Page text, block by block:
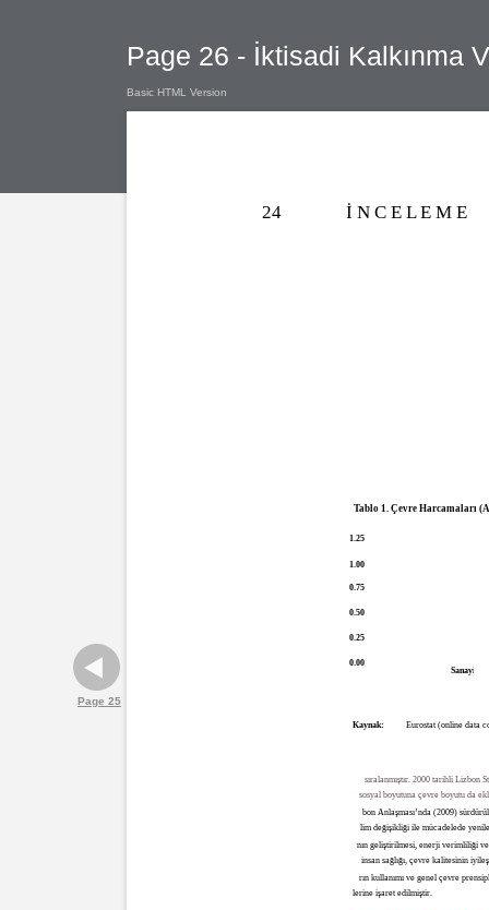
Page 26 - İktisadi Kalkınma
Basic HTML Version
Page 25
İ N C E L E M E
24
sıralanmıştır. 2000 tarihli Lizbon
sosyal boyutuna çevre boyutu da
bon Anlaşması’nda (2009)
lim değişikliği ile mücadelede
nın geliştirilmesi, enerji verimliliği
insan sağlığı, çevre kalitesinin
rın kullanımı ve genel çevre
lerine işaret edilmiştir.
Tablo 1. Çevre Harcamaları
Kaynak: Eurostat (online data
1.25
1.00
0.75
0.50
0.25
0.00
Sanayi